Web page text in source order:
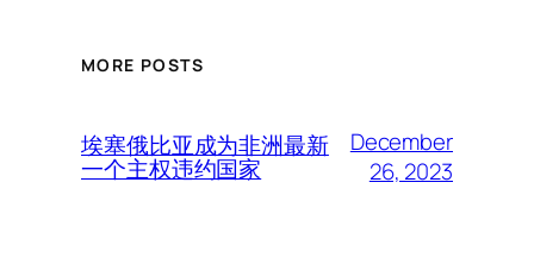
MORE POSTS
埃塞俄比亚成为非洲最新
一个主权违约国家
December
26, 2023